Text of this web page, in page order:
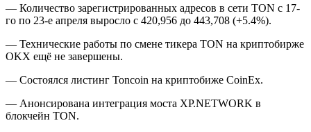
— Количество зарегистрированных адресов в сети TON с 17-
го по 23-е апреля выросло с 420,956 до 443,708 (+5.4%).
— Технические работы по смене тикера TON на криптобирже
OKX ещё не завершены.
— Состоялся листинг Toncoin на криптобиже CoinEx.
— Анонсирована интеграция моста XP.NETWORK в
блокчейн TON.